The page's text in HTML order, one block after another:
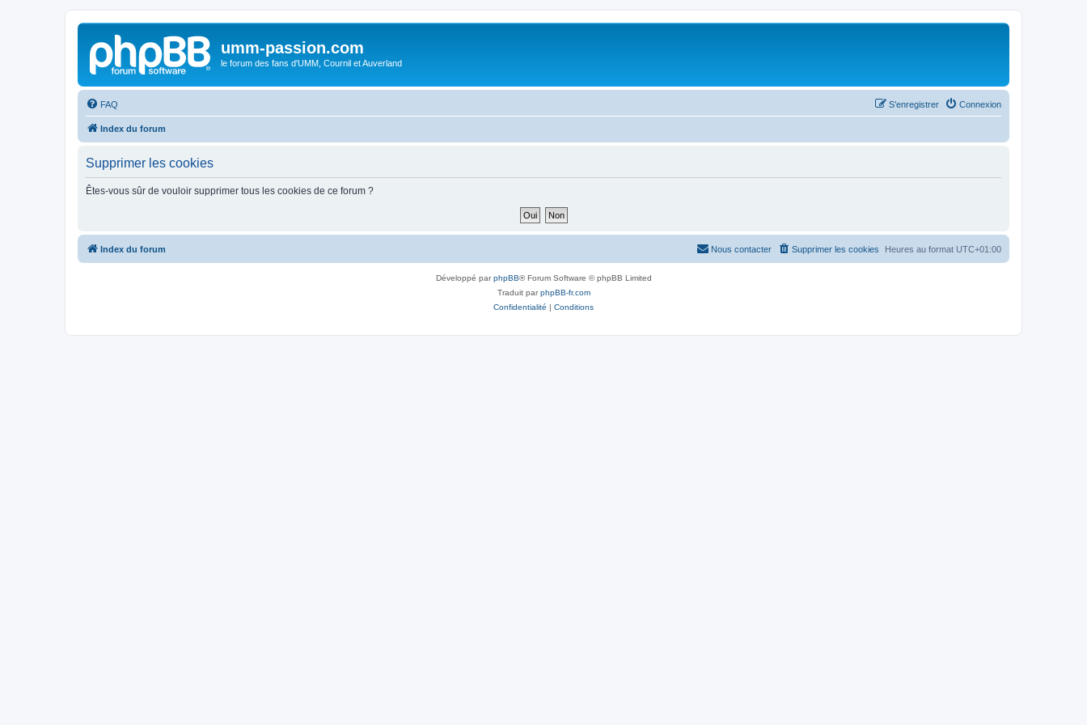
umm-passion.com
le forum des fans d'UMM, Cournil et Auverland
FAQ Connexion
S’enregistrer
Index du forum
Supprimer les cookies
Êtes-vous sûr de vouloir supprimer tous les cookies de ce forum ?
Index du forum Heures au format UTC+01:00
Supprimer les cookies
Nous contacter
Développé parphpBB® Forum Software © phpBB Limited
Traduit parphpBB-fr.com
Confidentialité | Conditions